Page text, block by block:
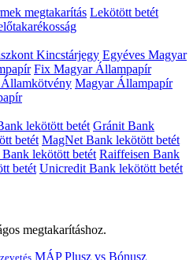
megtakarítás Lekötött betét
Kincstárjegy Egyéves Magyar
Fix Magyar Állampapír
Magyar Állampapír
lekötött betét Gránit Bank
betét MagNet Bank lekötött betét
lekötött betét Raiffeisen Bank
betét Unicredit Bank lekötött betét
megtakarításhoz.
MÁP Plusz vs Bónusz